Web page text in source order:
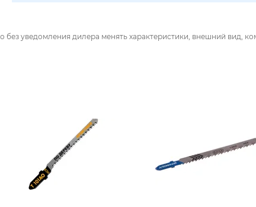
без уведомления дилера менять характеристики, внешний вид,